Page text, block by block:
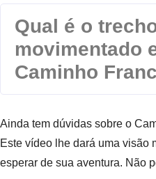
Qual é o
movimentado
Caminho
Ainda tem dúvidas sobre o
Este vídeo lhe dará uma visão
esperar de sua aventura. Não